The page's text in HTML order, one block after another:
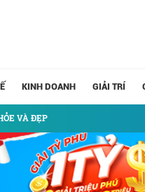
KINH DOANH GIẢI TRÍ
VÀ ĐẸP